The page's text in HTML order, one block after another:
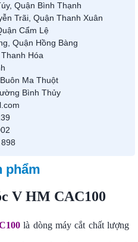
Quận Bình Thạnh
Trãi, Quận Thanh Xuân
Cẩm Lệ
Quận Hồng Bàng
Hóa
Ma Thuột
Bình Thủy
phẩm
V HM CAC100
là dòng máy cắt chất lượng